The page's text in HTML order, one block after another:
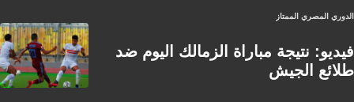
الدوري المصري الممتاز
فيديو: نتيجة مباراة الزمالك اليوم ضد
طلائع الجيش